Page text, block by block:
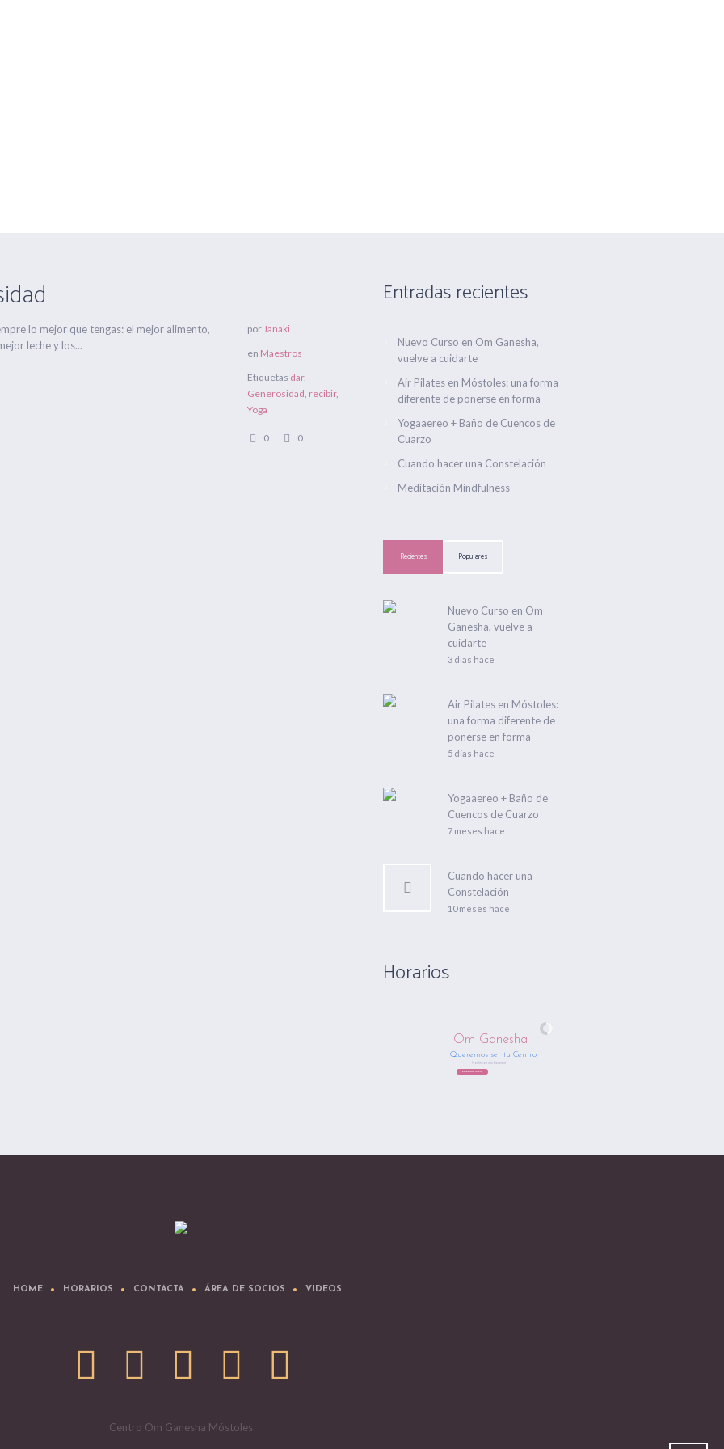
lo mejor que tengas: el mejor alimento,
leche y los...
porJanaki
en Maestros
Etiquetas dar,
Generosidad, recibir,
Yoga
0 0
Entradas recientes
Nuevo Curso en Om Ganesha,
vuelve a cuidarte
Air Pilates en Móstoles: una forma
diferente de ponerse en forma
Yogaaereo + Baño de Cuencos de
Cuarzo
Cuando hacer una Constelación
Meditación Mindfulness
Recientes Populares
Nuevo Curso en Om
Ganesha, vuelve a
cuidarte
3 días hace
Air Pilates en Móstoles:
una forma diferente de
ponerse en forma
5 días hace
Yogaaereo + Baño de
Cuencos de Cuarzo
7 meses hace
Cuando hacer una
Constelación
10 meses hace
Horarios
Regístrate Ahora
Om Ganesha
Queremos ser tu Centro
Nos Importa tu Bienestar
HOME HORARIOS CONTACTA ÁREA DE SOCIOS VIDEOS
Centro Om Ganesha Móstoles